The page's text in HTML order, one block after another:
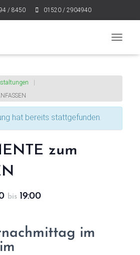
/ 8450 01520 / 2904940
hat bereits stattgefunden.
zum
bis 19:00
im